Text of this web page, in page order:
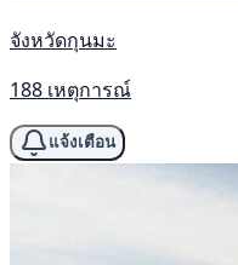
จังหวัดกุนมะ
188 เหตุการณ์
แจ้งเตือน